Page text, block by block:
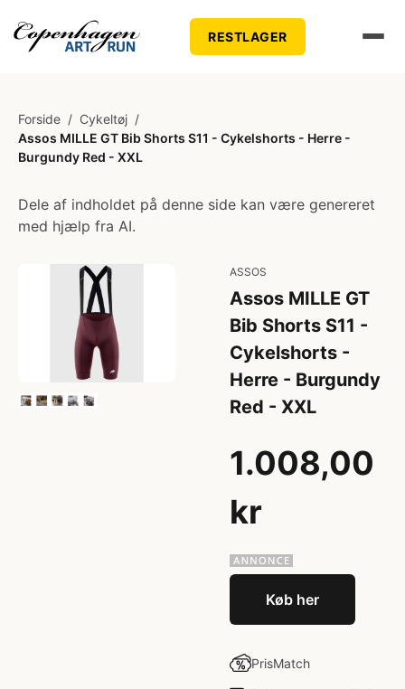
RESTLAGER
Forside / Cykeltøj /
Assos MILLE GT Bib Shorts S11 - Cykelshorts - Herre -
Burgundy Red - XXL
Dele af indholdet på denne side kan være genereret
med hjælp fra AI.
ASSOS
Assos MILLE GT
Bib Shorts S11 -
Cykelshorts -
Herre - Burgundy
Red - XXL
1.008,00
kr
Køb her
PrisMatch